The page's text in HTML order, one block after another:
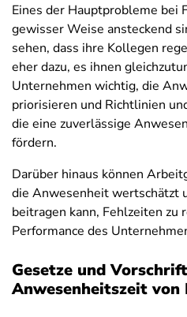
Eines der Hauptprobleme bei
gewisser Weise ansteckend
sehen, dass ihre Kollegen
eher dazu, es ihnen
Unternehmen wichtig, die
priorisieren und Richtlinien
die eine zuverlässige
fördern.
Darüber hinaus können
die Anwesenheit wertschätzt
beitragen kann, Fehlzeiten zu
Performance des
Gesetze und
Anwesenheitszeit